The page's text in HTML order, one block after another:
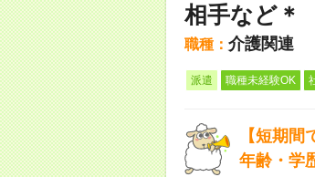
相手など＊
職種： 介護関連
派遣 職種未経験OK
【短期間
年齢・学